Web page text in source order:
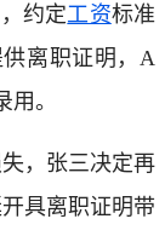
约定工资标准
离职证明，A
。
，张三决定再
具离职证明带